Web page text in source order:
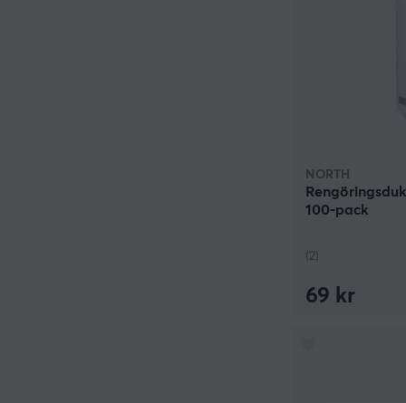
NORTH
100-pack
(2)
69 kr